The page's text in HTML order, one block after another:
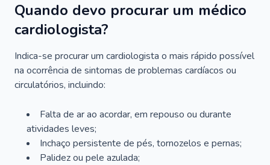
Quando devo procurar um médico
cardiologista?
Indica-se procurar um cardiologista o mais rápido possível
na ocorrência de sintomas de problemas cardíacos ou
circulatórios, incluindo:
Falta de ar ao acordar, em repouso ou durante
atividades leves;
Inchaço persistente de pés, tornozelos e pernas;
Palidez ou pele azulada;